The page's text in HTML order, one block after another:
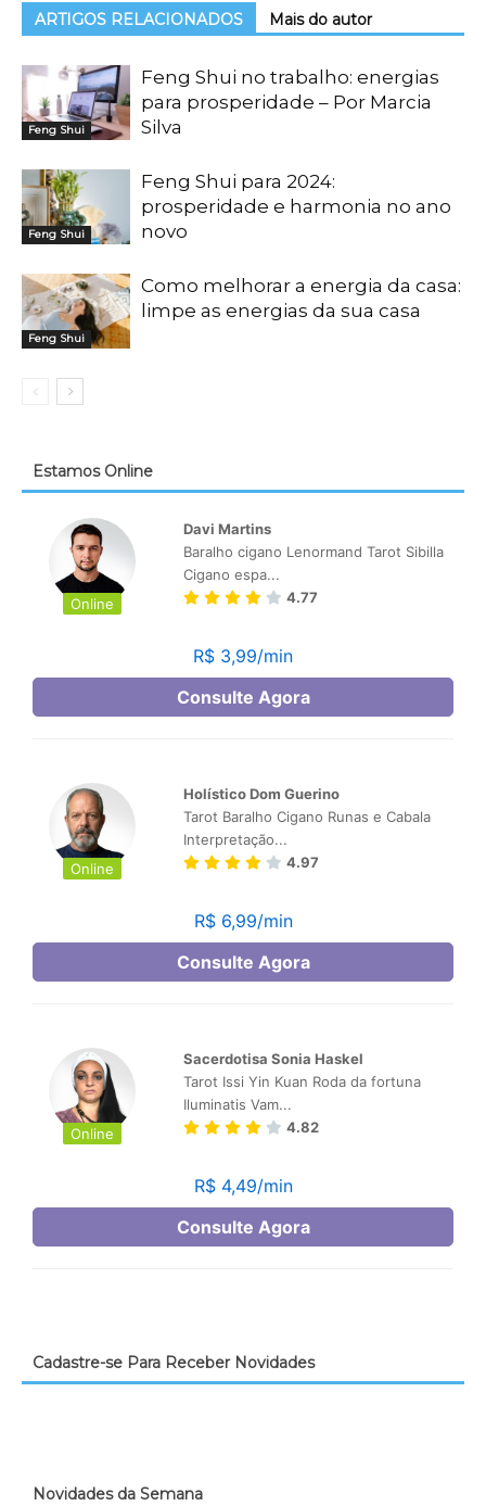
ARTIGOS RELACIONADOS Mais do autor
Feng Shui
Feng Shui no trabalho: energias
para prosperidade – Por Marcia
Silva
Feng Shui
Feng Shui para 2024:
prosperidade e harmonia no ano
novo
Feng Shui
Como melhorar a energia da casa:
limpe as energias da sua casa
Estamos Online
Cadastre-se Para Receber Novidades
Novidades da Semana